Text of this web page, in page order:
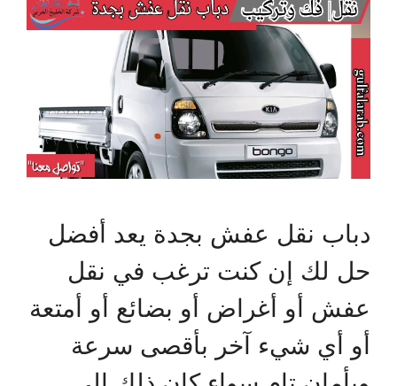
دباب نقل عفش بجدة يعد أفضل
حل لك إن كنت ترغب في نقل
عفش أو أغراض أو بضائع أو أمتعة
أو أي شيء آخر بأقصى سرعة